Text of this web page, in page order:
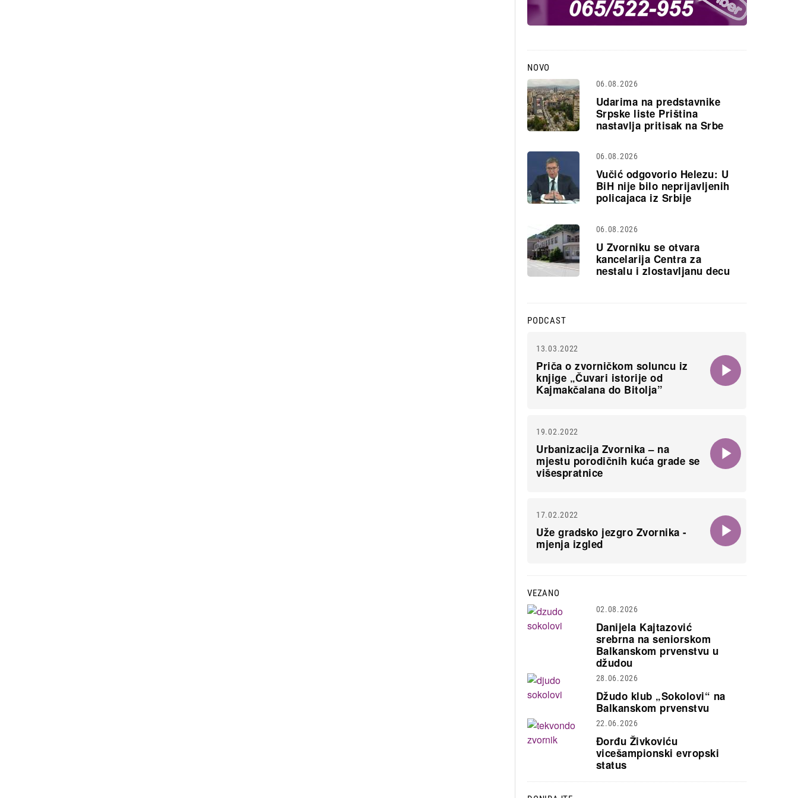
NOVO
06.08.2026
Udarima na predstavnike
Srpske liste Priština
nastavlja pritisak na Srbe
06.08.2026
Vučić odgovorio Helezu: U
BiH nije bilo neprijavljenih
policajaca iz Srbije
06.08.2026
U Zvorniku se otvara
kancelarija Centra za
nestalu i zlostavljanu decu
PODCAST
13.03.2022
Priča o zvorničkom soluncu iz
knjige „Čuvari istorije od
Kajmakčalana do Bitolja”
19.02.2022
Urbanizacija Zvornika – na
mjestu porodičnih kuća grade se
višespratnice
17.02.2022
Uže gradsko jezgro Zvornika -
mjenja izgled
VEZANO
02.08.2026
Danijela Kajtazović
srebrna na seniorskom
Balkanskom prvenstvu u
džudou
28.06.2026
Džudo klub „Sokolovi“ na
Balkanskom prvenstvu
22.06.2026
Đorđu Živkoviću
vicešampionski evropski
status